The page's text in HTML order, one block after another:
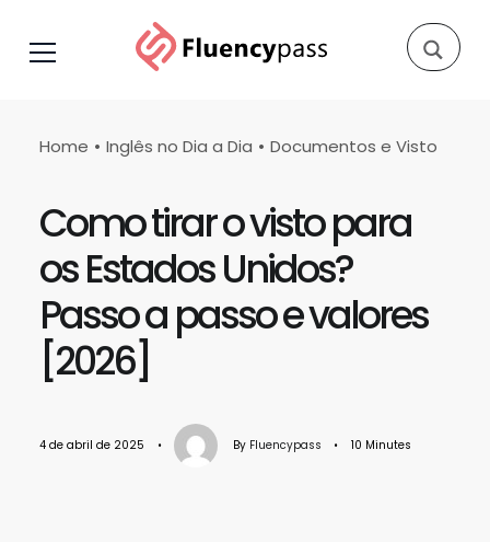
Home Inglês no Dia a Dia Documentos e Visto
Como tirar o visto para
os Estados Unidos?
Passo a passo e valores
[2026]
4 de abril de 2025 • By Fluencypass • 10 Minutes